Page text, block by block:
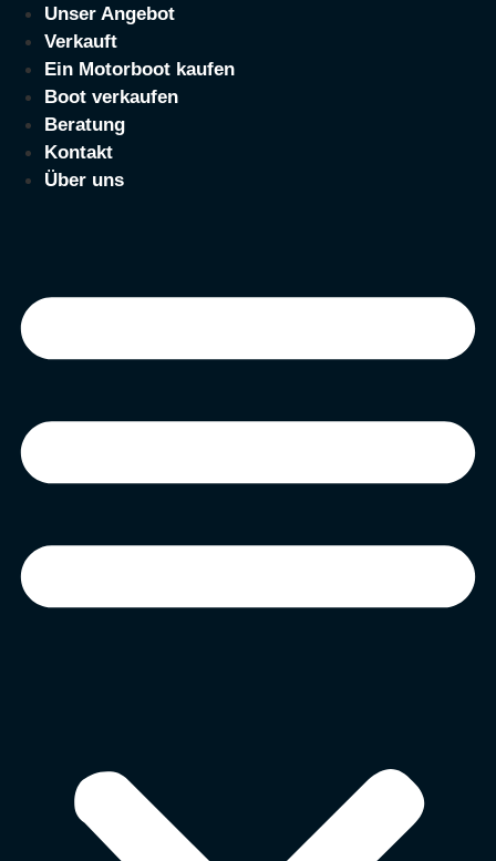
Zum
Inhalt
springen
Unser Angebot
Verkauft
Ein Motorboot kaufen
Boot verkaufen
Beratung
Kontakt
Über uns